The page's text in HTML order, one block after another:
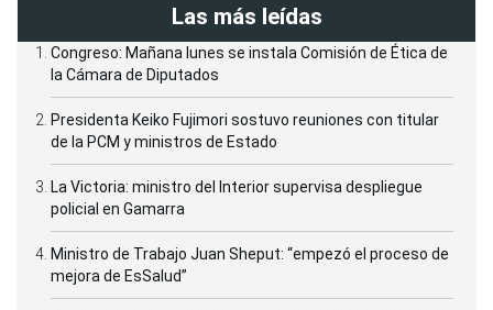
Las más leídas
Congreso: Mañana lunes se instala Comisión de Ética de
la Cámara de Diputados
Presidenta Keiko Fujimori sostuvo reuniones con titular
de la PCM y ministros de Estado
La Victoria: ministro del Interior supervisa despliegue
policial en Gamarra
Ministro de Trabajo Juan Sheput: “empezó el proceso de
mejora de EsSalud”